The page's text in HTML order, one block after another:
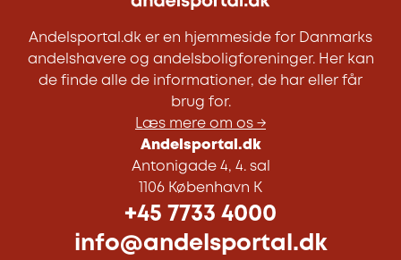
Andelsportal.dk er en hjemmeside for Danmarks
andelshavere og andelsboligforeninger. Her kan
de finde alle de informationer, de har eller får
brug for.
Læs mere om os →
Andelsportal.dk
Antonigade 4, 4. sal
1106 København K
+45 7733 4000
info@andelsportal.dk